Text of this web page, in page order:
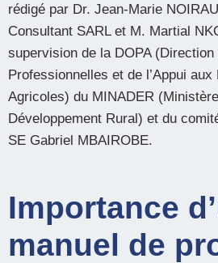
rédigé par Dr. Jean-Marie
Consultant SARL et M. Martial
supervision de la DOPA
Professionnelles et de l’Appui aux
Agricoles) du MINADER
Développement Rural) et du
SE Gabriel MBAIROBE.
Importance
manuel de